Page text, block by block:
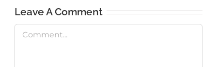
Leave A Comment
Comment